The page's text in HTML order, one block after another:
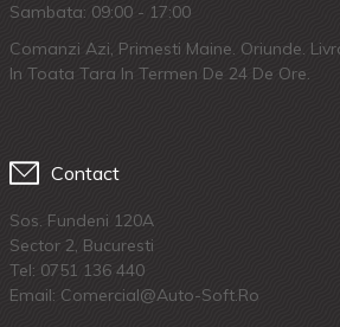
Sambata: 09:00 - 17:00
Comanzi Azi, Primesti Maine. Oriunde.
In Toata Tara In Termen De 24 De Ore.
Contact
Sos. Fundeni 120A
Sector 2, Bucuresti
Tel: 0751 136 440
Email: Comercial@auto-Soft.ro